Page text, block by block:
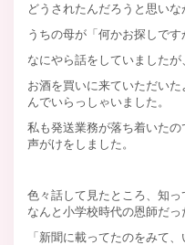
どうされたんだろうと思いな
うちの母が「何かお探しです
なにやら話をしていましたが
お酒を買いに来ていただい
んでいらっしゃいました。
私も発送業務が落ち着いた
声がけをしました。
色々話して見たところ、知っ
なんと小学校時代の恩師だっ
「新聞に載ってたのをみて